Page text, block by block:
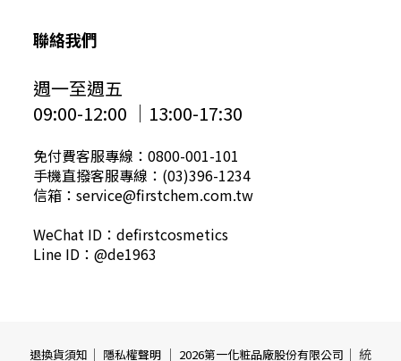
聯絡我們
週一至週五
09:00-12:00 │13:00-17:30
免付費客服專線：0800-001-101
手機直撥客服專線：(03)396-1234
信箱：service@firstchem.com.tw
WeChat ID：defirstcosmetics
Line ID：@de1963
退換貨須知 ｜ 隱私權聲明 ｜ 2026第一化粧品廠股份有限公司 ｜ 統